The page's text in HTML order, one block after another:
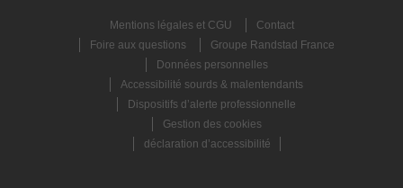
Mentions légales et CGU
Contact
Foire aux questions
Groupe Randstad France
Données personnelles
Accessibilité sourds & malentendants
Dispositifs d’alerte professionnelle
Gestion des cookies
déclaration d’accessibilité